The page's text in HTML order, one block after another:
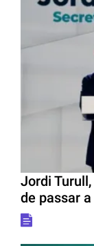
Jordi
de passar a